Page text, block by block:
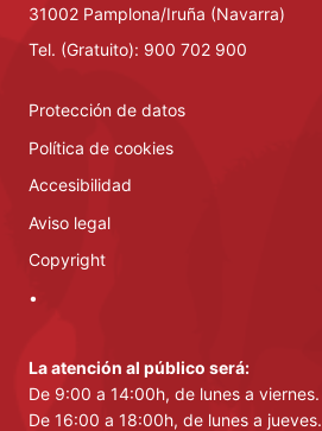
31002 Pamplona/Iruña (Navarra)
Tel. (Gratuito): 900 702 900
Protección de datos
Política de cookies
Accesibilidad
Aviso legal
Copyright
•
La atención al público será:
De 9:00 a 14:00h, de lunes a viernes.
De 16:00 a 18:00h, de lunes a jueves.